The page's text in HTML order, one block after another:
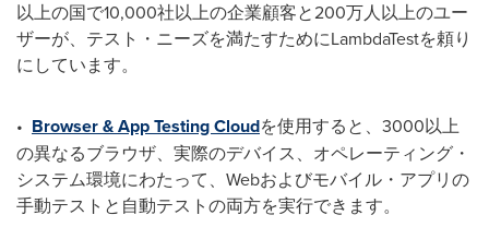
以上の国で10,000社以上の企業顧客と200万人以上のユー
ザーが、テスト・ニーズを満たすためにLambdaTestを頼り
にしています。
• Browser & App Testing Cloudを使用すると、3000以上
の異なるブラウザ、実際のデバイス、オペレーティング・
システム環境にわたって、Webおよびモバイル・アプリの
手動テストと自動テストの両方を実行できます。